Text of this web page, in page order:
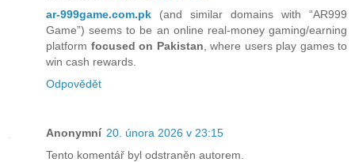
ar-999game.com.pk (and similar domains with “AR999
Game”) seems to be an online real-money gaming/earning
platform focused on Pakistan , where users play games to
win cash rewards.
Odpovědět
Anonymní 20. února 2026 v 23:15
Tento komentář byl odstraněn autorem.